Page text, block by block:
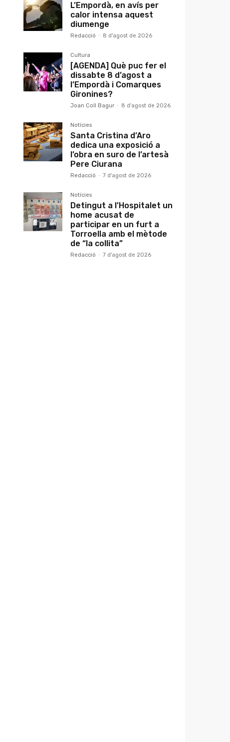
L’Empordà, en avís per
calor intensa aquest
diumenge
Redacció - 8 d'agost de 2026
Cultura
[AGENDA] Què puc fer el
dissabte 8 d’agost a
l’Empordà i Comarques
Gironines?
Joan Coll Bagur - 8 d'agost de 2026
Notícies
Santa Cristina d’Aro
dedica una exposició a
l’obra en suro de l’artesà
Pere Ciurana
Redacció - 7 d'agost de 2026
Notícies
Detingut a l’Hospitalet un
home acusat de
participar en un furt a
Torroella amb el mètode
de “la collita”
Redacció - 7 d'agost de 2026